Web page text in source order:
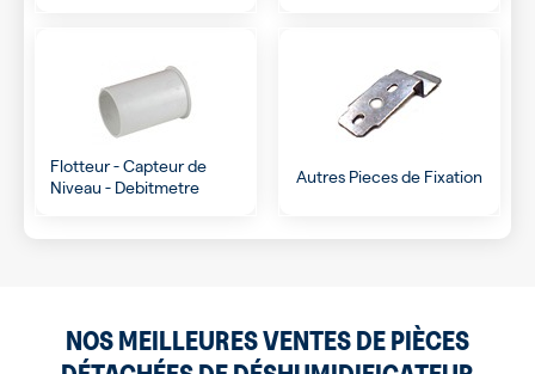
Flotteur - Capteur de
Niveau - Debitmetre
Autres Pieces de Fixation
NOS MEILLEURES VENTES DE PIÈCES